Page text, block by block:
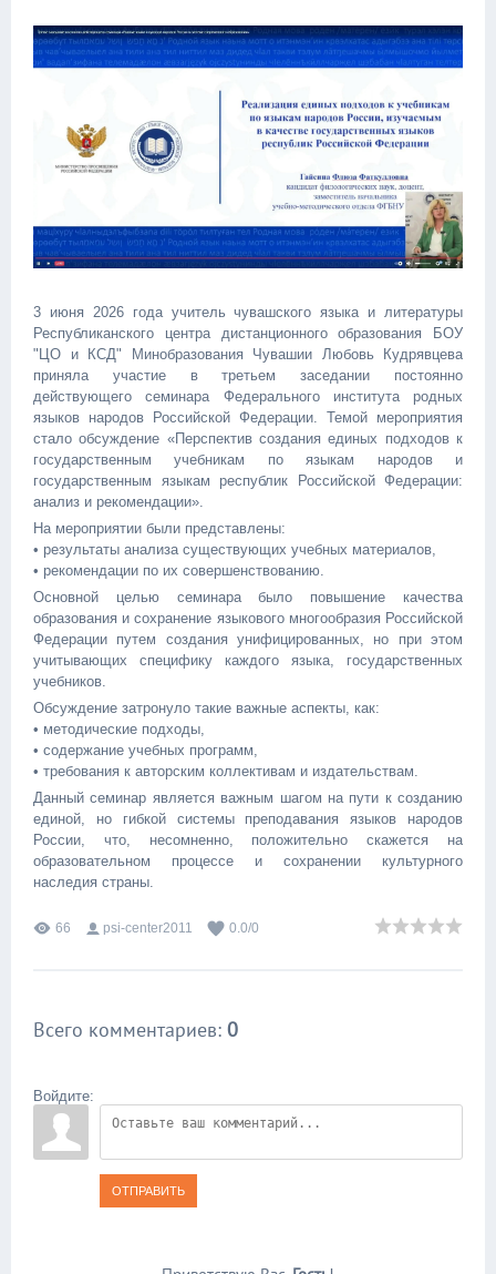
3 июня 2026 года учитель чувашского языка и литературы
Республиканского центра дистанционного образования БОУ
"ЦО и КСД" Минобразования Чувашии Любовь Кудрявцева
приняла участие в третьем заседании постоянно
действующего семинара Федерального института родных
языков народов Российской Федерации. Темой мероприятия
стало обсуждение «Перспектив создания единых подходов к
государственным учебникам по языкам народов и
государственным языкам республик Российской Федерации:
анализ и рекомендации».
На мероприятии были представлены:
• результаты анализа существующих учебных материалов,
• рекомендации по их совершенствованию.
Основной целью семинара было повышение качества
образования и сохранение языкового многообразия Российской
Федерации путем создания унифицированных, но при этом
учитывающих специфику каждого языка, государственных
учебников.
Обсуждение затронуло такие важные аспекты, как:
• методические подходы,
• содержание учебных программ,
• требования к авторским коллективам и издательствам.
Данный семинар является важным шагом на пути к созданию
единой, но гибкой системы преподавания языков народов
России, что, несомненно, положительно скажется на
образовательном процессе и сохранении культурного
наследия страны.
66 psi-center2011 0.0/0
Всего комментариев: 0
Войдите:
ОТПРАВИТЬ